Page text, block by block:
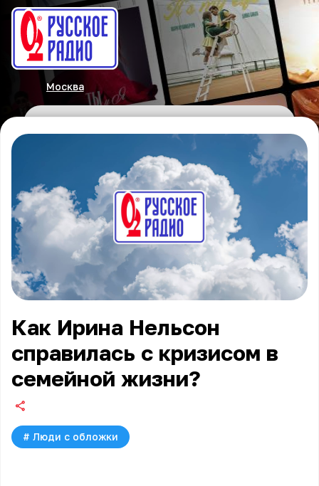
Москва
Как Ирина Нельсон
справилась с кризисом в
семейной жизни?
# Люди с обложки